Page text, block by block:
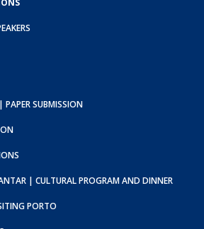
SUBMISSION
| CULTURAL PROGRAM AND DINNER
PORTO